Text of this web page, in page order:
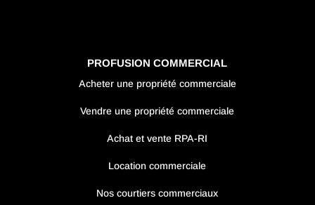
PROFUSION COMMERCIAL
Acheter une propriété commerciale
Vendre une propriété commerciale
Achat et vente RPA-RI
Location commerciale
Nos courtiers commerciaux